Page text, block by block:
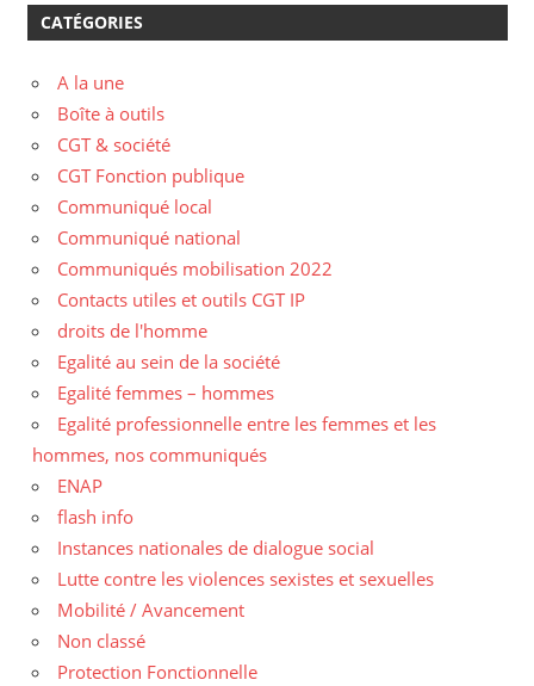
CATÉGORIES
A la une
Boîte à outils
CGT & société
CGT Fonction publique
Communiqué local
Communiqué national
Communiqués mobilisation 2022
Contacts utiles et outils CGT IP
droits de l'homme
Egalité au sein de la société
Egalité femmes – hommes
Egalité professionnelle entre les femmes et les
hommes, nos communiqués
ENAP
flash info
Instances nationales de dialogue social
Lutte contre les violences sexistes et sexuelles
Mobilité / Avancement
Non classé
Protection Fonctionnelle